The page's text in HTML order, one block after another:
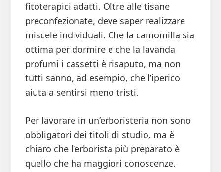
fitoterapici adatti. Oltre alle tisane
preconfezionate, deve saper realizzare
miscele individuali. Che la camomilla sia
ottima per dormire e che la lavanda
profumi i cassetti è risaputo, ma non
tutti sanno, ad esempio, che l’iperico
aiuta a sentirsi meno tristi.
Per lavorare in un’erboristeria non sono
obbligatori dei titoli di studio, ma è
chiaro che l’erborista più preparato è
quello che ha maggiori conoscenze.